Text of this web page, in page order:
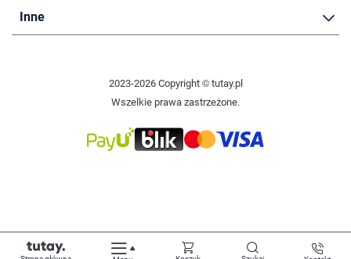
Inne
2023-2026 Copyright © tutay.pl
Wszelkie prawa zastrzeżone.